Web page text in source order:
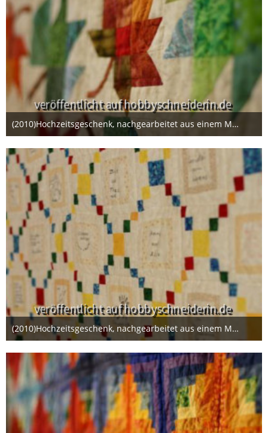
(2010)Hochzeitsgeschenk, nachgearbeitet aus einem Magazin.
22. Januar 2014
(2010)Hochzeitsgeschenk, nachgearbeitet aus einem Magazin.
22. Januar 2014